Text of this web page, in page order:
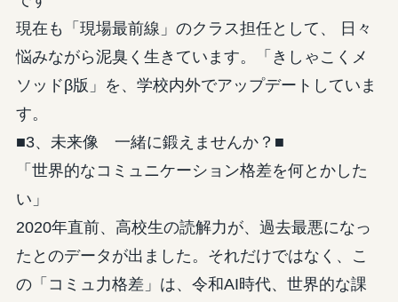
現在も「現場最前線」のクラス担任として、 日々
悩みながら泥臭く生きています。「きしゃこくメ
ソッドβ版」を、学校内外でアップデートしていま
す。
■3、未来像 一緒に鍛えませんか？■
「世界的なコミュニケーション格差を何とかした
い」
2020年直前、高校生の読解力が、過去最悪になっ
たとのデータが出ました。それだけではなく、こ
の「コミュ力格差」は、令和AI時代、世界的な課